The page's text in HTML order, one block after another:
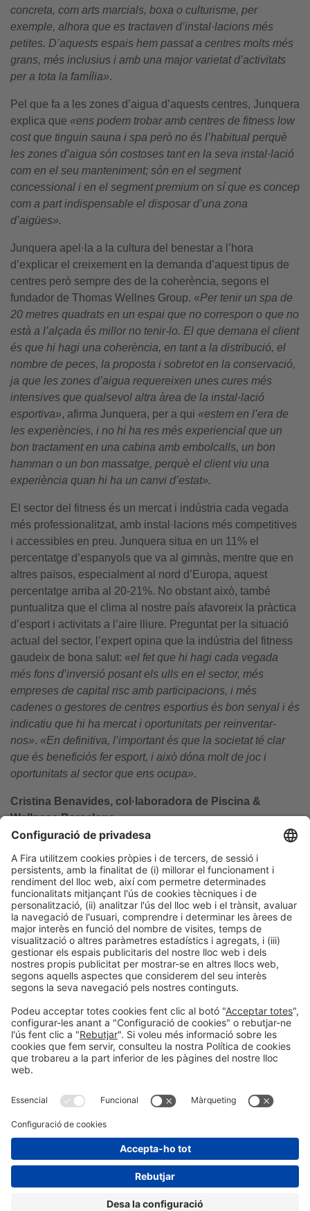
concreta, com arts marcials, boxa o culturisme, per
exemple, alhora que es tractaven d’instal·lacions més
petites. D’aquests espais hem passat a centres molts més
grans, més inclusius i amb una major varietat d’activitats
per a tota la família».
Pel que fa a les zones d’aigua d’aquests centres, Junquera
explica que «ens podem trobar amb centres de fitness low
cost que tinguin sauna i spa però no és l’habitual perquè
les zones d’aigua són costoses tant en la seva instal·lació
com en el seu manteniment; són en el segment
concessional i en el segment premium on sí que es concep
com a part indispensable el disposar d’una zona
d’aigües».
Junquera apel·la a la cultura del benestar a l’hora
d’explicar el creixement en la demanda d’aquest tipus de
centres però sempre des de la coherència, segons el
fundador de Thomas Wellnes Group. «Per tenir un spa de
20 metres quadrats en un espai que no correspon o que no
està a l’alçada és millor no tenir-lo. El que demana el client
és que hi hagi una coherència, en tant a la distribució, el
nombre de peces, la proposta i sobretot en la conservació,
ja que les zones d’aigua requereixen unes cures més
intensives que qualsevol altra àrea de la instal·lació
esportiva», afirma Junquera, per a qui «estem en l’era de
les experiències, i no hi ha res més experiencial que un
bon tractament en una cabina amb embolcalls, un bon
hamman o un bon massatge, perquè el client viu una
experiència quan hi ha un canvi d’estat».
El sector del fitness és un mercat i indústria cada vegada
més professionalitzat, amb instal·lacions més competitives
i accessibles en preu. Junquera situa en un 11% el
percentatge d’espanyols que va al gimnàs, mentre que en
altres països, especialment al nord d’Europa, aquest
percentatge arriba al 20-21%. No obstant això, també
puntualitza que el clima al nostre país afavoreix la pràctica
d’esport i activitats a l’aire lliure. Preguntat per la situació
actual del sector, l’expert opina que la indústria del fitness
gaudeix de bona salut: «el fet que hi hagi cada vegada
més fons d’inversió posant els ulls en el sector, més
empreses de capital risc amb participacions, i més
cadenes o gestores de centres esportius és bon senyal i és
indicatiu que hi ha mercat i oportunitats per reinventar-
nos». «En definitiva, l’important és que la societat té clar
que és beneficiós fer esport, i això dóna molt de joc i
oportunitats al sector que ens ocupa».
Cristina Benavides, col·laboradora de Piscina &
Wellness Barcelona
Informació generalAvís legalPolítica de privacitat
Política de cookies
#PISCINABARCELONA
© 2024 Fira de Barcelona
Instagram?